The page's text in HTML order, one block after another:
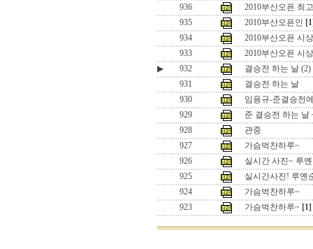
936
2010부산오픈 최
935
2010부산오픈인
934
2010부산오픈 시
933
2010부산오픈 시
▶
932
결승전 하는 날 (2)
931
결승전 하는 날
930
임용규-준결승전
929
준 결승전 하는 날
928
관중
927
가슴벅찬하루~
926
실시간 사진~ 루
925
실시간사진! 루옌
924
가슴벅찬하루~
923
가슴벅찬하루~ [1]